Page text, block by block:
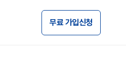
무료 가입신청